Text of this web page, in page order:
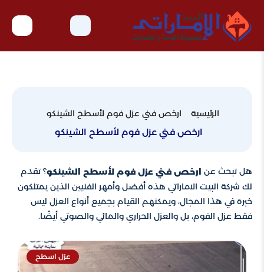
الرئيسية ارخص فني عزل فوم لأسطح الشينكو
ارخص فني عزل فوم لأسطح الشينكو
هل تبحث عن ارخص فني عزل فوم لأسطح الشينكو؟ تقدم
لك شركة البيت الاماراتي هذه أفضل وأمهر الفنيين الذين يمتلكون
خبرة في هذا المجال، ويمكنهم القيام بجميع أنواع العزل ليس
فقط عزل الفوم، بل والعزل الحراري والمائي والصوتي أيضًا.
عزل اسطح